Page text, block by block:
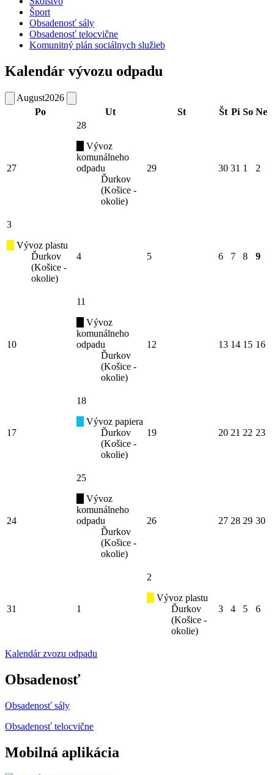
Šport
Obsadenosť sály
Obsadenosť telocvične
Komunitný plán sociálnych služieb
Kalendár vývozu odpadu
August2026
Po
Ut St Št Pi So Ne
27
28
Vývoz
komunálneho
odpadu
Ďurkov
(Košice -
okolie)
29 30 31 1 2
3
Vývoz plastu
Ďurkov
(Košice -
okolie)
4 5 6 7 8 9
10
11
Vývoz
komunálneho
odpadu
Ďurkov
(Košice -
okolie)
12 13 14 15 16
17
18
Vývoz papiera
Ďurkov
(Košice -
okolie)
19 20 21 22 23
24
25
Vývoz
komunálneho
odpadu
Ďurkov
(Košice -
okolie)
26 27 28 29 30
31 1
2
Vývoz plastu
Ďurkov
(Košice -
okolie)
3 4 5 6
Kalendár zvozu odpadu
Obsadenosť
Obsadenosť sály
Obsadenosť telocvične
Mobilná aplikácia